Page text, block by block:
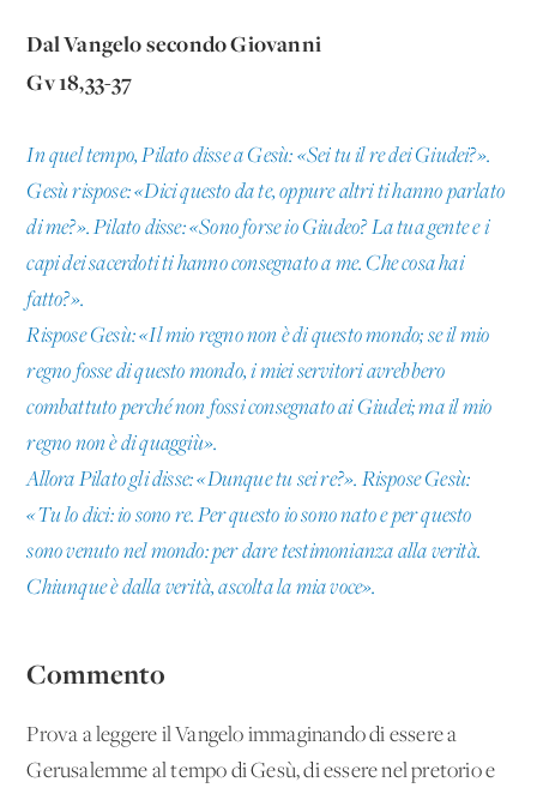
Dal Vangelo secondo Giovanni
Gv 18,33-37
In quel tempo, Pilato disse a Gesù: «Sei tu il re dei Giudei?».
Gesù rispose: «Dici questo da te, oppure altri ti hanno parlato
di me?». Pilato disse: «Sono forse io Giudeo? La tua gente e i
capi dei sacerdoti ti hanno consegnato a me. Che cosa hai
fatto?».
Rispose Gesù: «Il mio regno non è di questo mondo; se il mio
regno fosse di questo mondo, i miei servitori avrebbero
combattuto perché non fossi consegnato ai Giudei; ma il mio
regno non è di quaggiù».
Allora Pilato gli disse: «Dunque tu sei re?». Rispose Gesù:
«Tu lo dici: io sono re. Per questo io sono nato e per questo
sono venuto nel mondo: per dare testimonianza alla verità.
Chiunque è dalla verità, ascolta la mia voce».
Commento
Prova a leggere il Vangelo immaginando di essere a
Gerusalemme al tempo di Gesù, di essere nel pretorio e